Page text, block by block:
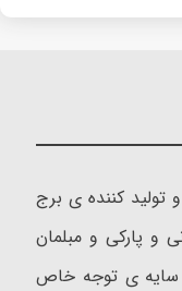
کننده ی برج
و پارکی و مبلمان
سایه ی توجه خاص